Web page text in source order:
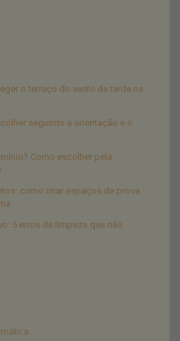
o terraço do vento da tarde na
segundo a orientação e o
Como escolher pela
como criar espaços de prova
5 erros de limpeza que não